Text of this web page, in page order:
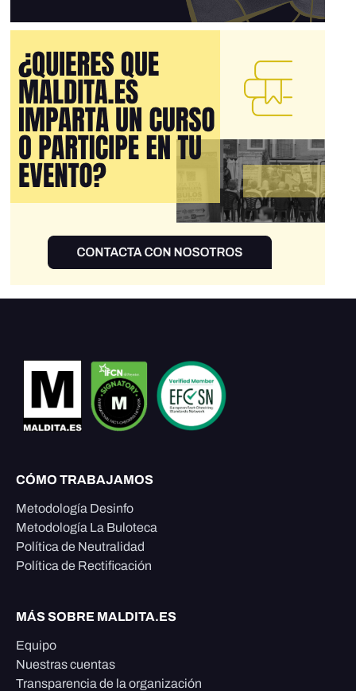
CÓMO TRABAJAMOS
Metodología Desinfo
Metodología La Buloteca
Política de Neutralidad
Política de Rectificación
MÁS SOBRE MALDITA.ES
Equipo
Nuestras cuentas
Transparencia de la organización